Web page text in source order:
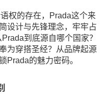
权的存在，Prada这个来
设计与先锋理念，牢牢占
到底源自哪个国家？
为穿搭圣经？从品牌起源
Prada的魅力密码。